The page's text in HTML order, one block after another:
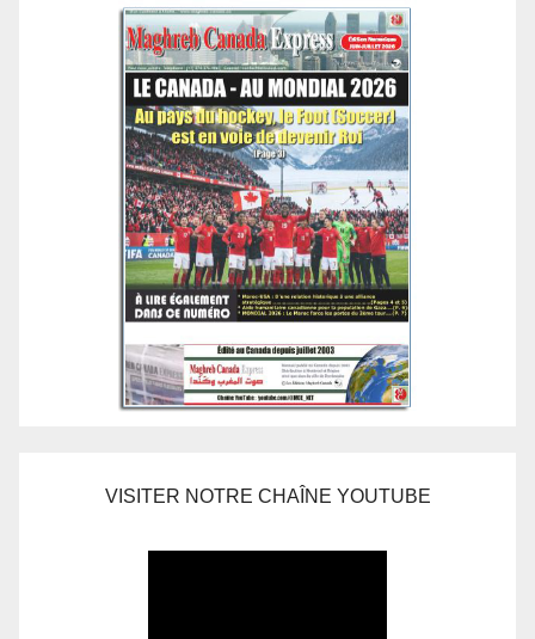
VISITER NOTRE CHAÎNE YOUTUBE